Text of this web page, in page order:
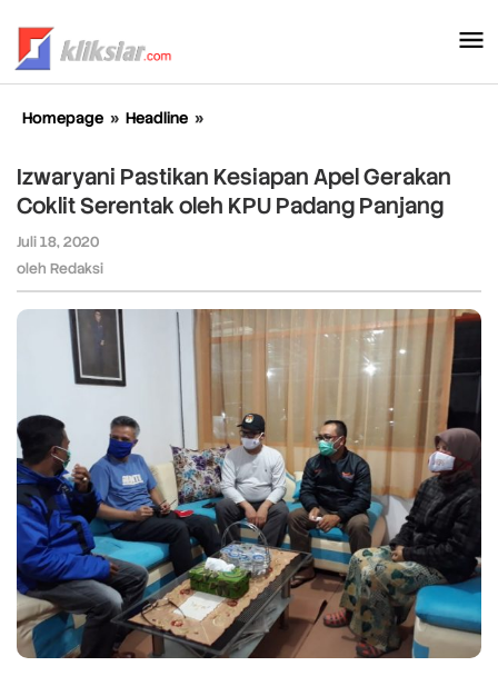
konten
Homepage » Headline »
Kesiapan
Apel
Gerakan
KPU
Padang
Panjang
Izwaryani Pastikan Kesiapan Apel Gerakan
Coklit Serentak oleh KPU Padang Panjang
Juli 18, 2020
oleh Redaksi